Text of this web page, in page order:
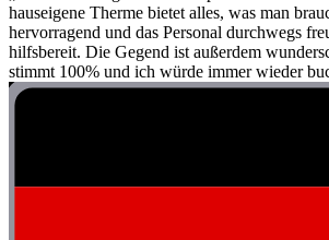
hauseigene Therme bietet alles, was man
hervorragend und das Personal durchwegs
hilfsbereit. Die Gegend ist außerdem
stimmt 100% und ich würde immer wieder